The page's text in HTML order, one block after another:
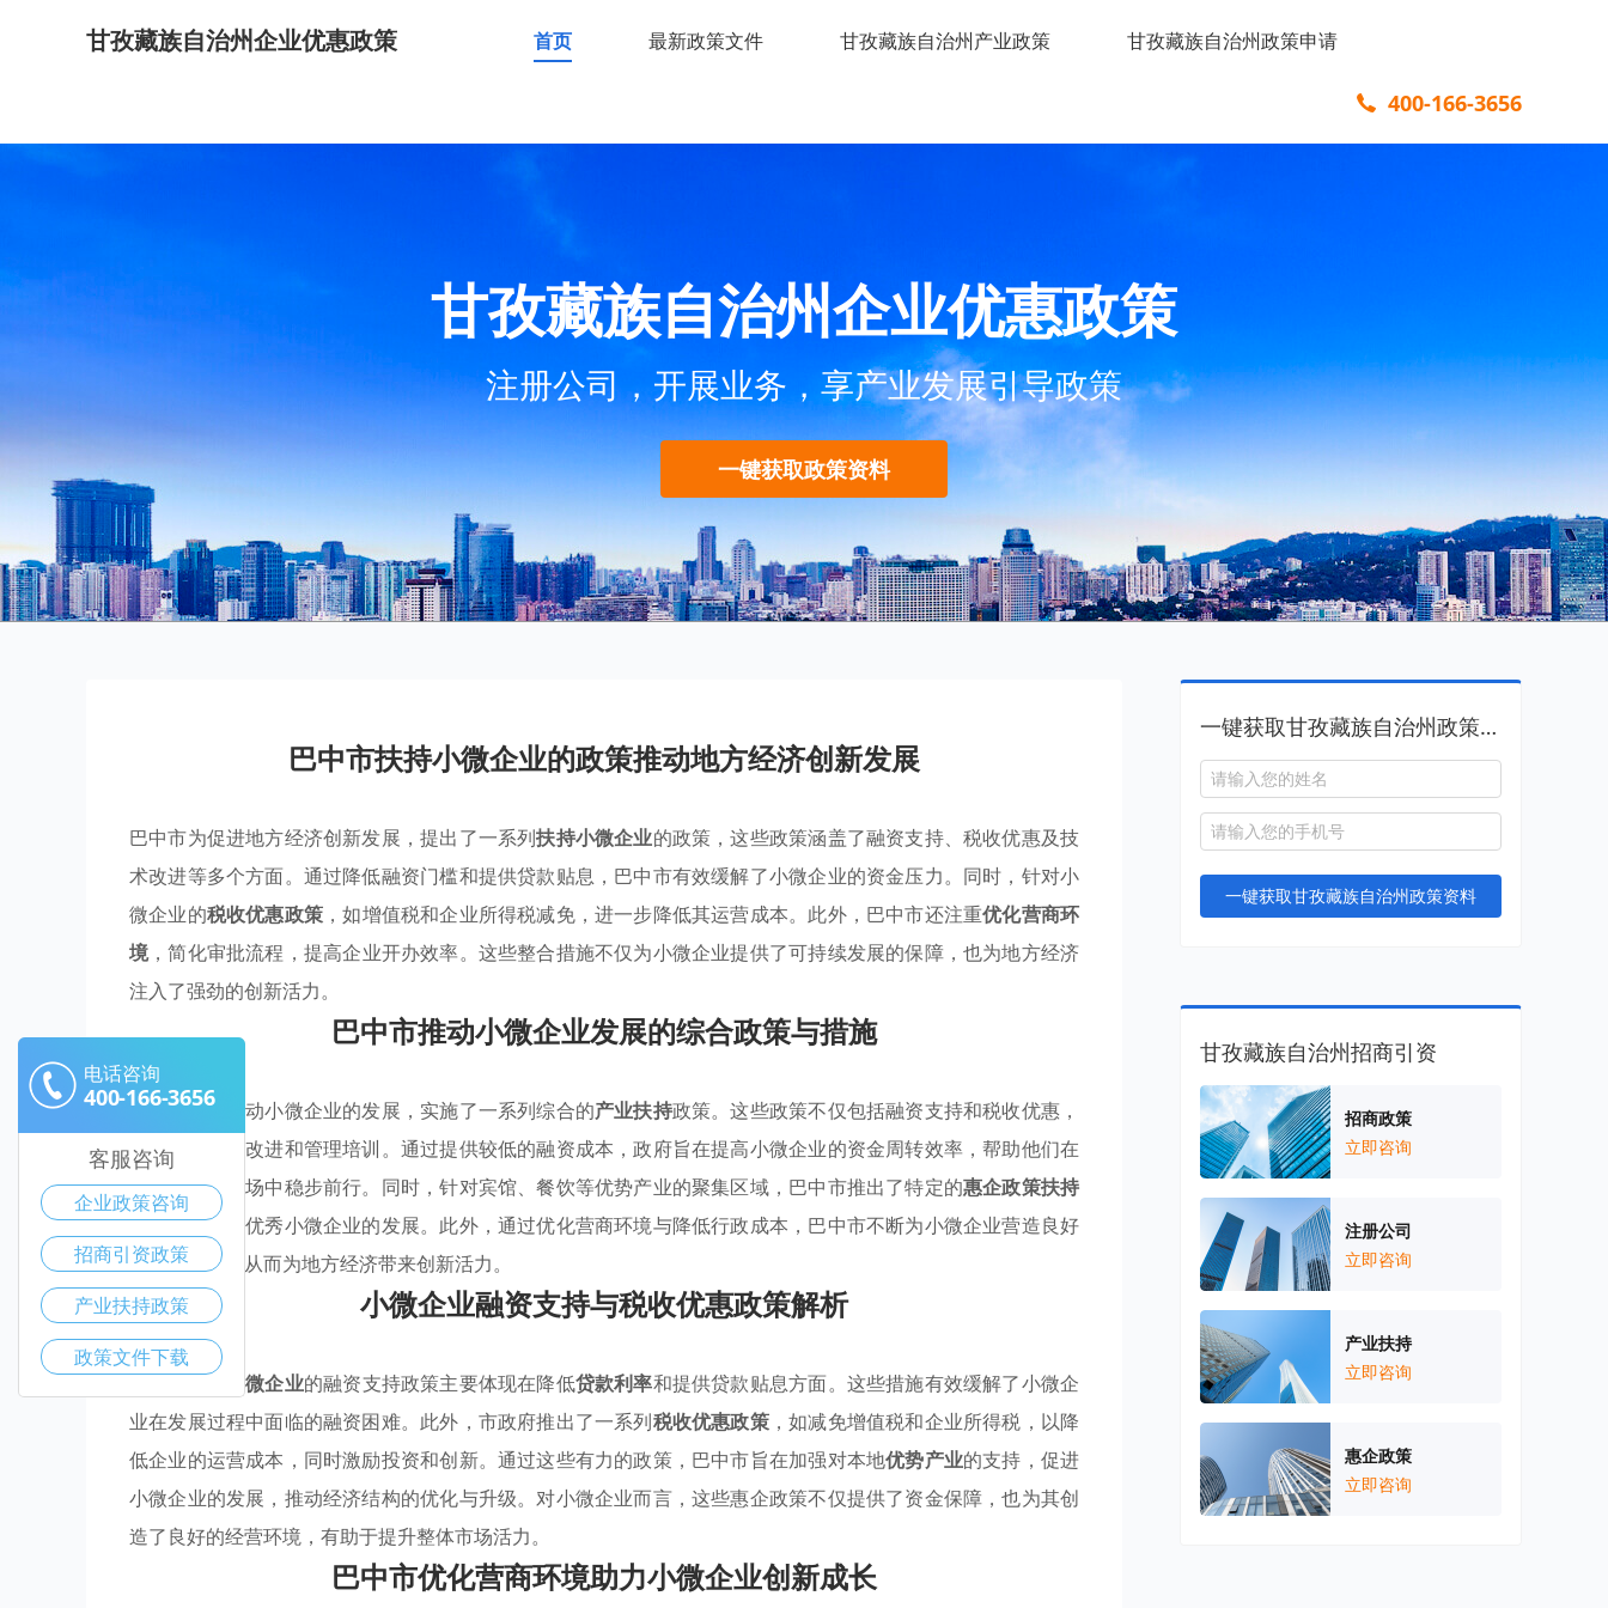
甘孜藏族自治州企业优惠政策 首页 最新政策文件 甘孜藏族自治州产业政策 甘孜藏族自治州政策申请
400-166-3656
甘孜藏族自治州企业优惠政策
注册公司，开展业务，享产业发展引导政策
一键获取政策资料
巴中市扶持小微企业的政策推动地方经济创新发展
巴中市为促进地方经济创新发展，提出了一系列扶持小微企业的政策，这些政策涵盖了融资支持、税收优惠及技
术改进等多个方面。通过降低融资门槛和提供贷款贴息，巴中市有效缓解了小微企业的资金压力。同时，针对小
微企业的税收优惠政策 ，如增值税和企业所得税减免，进一步降低其运营成本。此外，巴中市还注重优化营商环
境，简化审批流程，提高企业开办效率。这些整合措施不仅为小微企业提供了可持续发展的保障，也为地方经济
注入了强劲的创新活力。
巴中市推动小微企业发展的综合政策与措施
巴中市为了推动小微企业的发展，实施了一系列综合的产业扶持政策。这些政策不仅包括融资支持和税收优惠，
还着重于技术改进和管理培训。通过提供较低的融资成本，政府旨在提高小微企业的资金周转效率，帮助他们在
竞争激烈的市场中稳步前行。同时，针对宾馆、餐饮等优势产业的聚集区域，巴中市推出了特定的惠企政策扶持
措施，以支持优秀小微企业的发展。此外，通过优化营商环境与降低行政成本，巴中市不断为小微企业营造良好
的发展土壤，从而为地方经济带来创新活力。
小微企业融资支持与税收优惠政策解析
巴中市针对 小微企业的融资支持政策主要体现在降低贷款利率和提供贷款贴息方面。这些措施有效缓解了小微企
业在发展过程中面临的融资困难。此外，市政府推出了一系列税收优惠政策，如减免增值税和企业所得税，以降
低企业的运营成本，同时激励投资和创新。通过这些有力的政策，巴中市旨在加强对本地优势产业的支持，促进
小微企业的发展，推动经济结构的优化与升级。对小微企业而言，这些惠企政策不仅提供了资金保障，也为其创
造了良好的经营环境，有助于提升整体市场活力。
巴中市优化营商环境助力小微企业创新成长
一键获取甘孜藏族自治州政策资料
一键获取甘孜藏族自治州政策资料
甘孜藏族自治州招商引资
招商政策
立即咨询
注册公司
立即咨询
产业扶持
立即咨询
惠企政策
立即咨询
电话咨询
400-166-3656
客服咨询
企业政策咨询
招商引资政策
产业扶持政策
政策文件下载